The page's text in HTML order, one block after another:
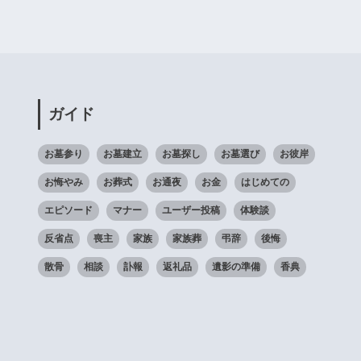
ガイド
お墓参り お墓建立 お墓探し お墓選び お彼岸
お悔やみ お葬式 お通夜 お金 はじめての
エピソード マナー ユーザー投稿 体験談
反省点 喪主 家族 家族葬 弔辞 後悔
散骨 相談 訃報 返礼品 遺影の準備 香典